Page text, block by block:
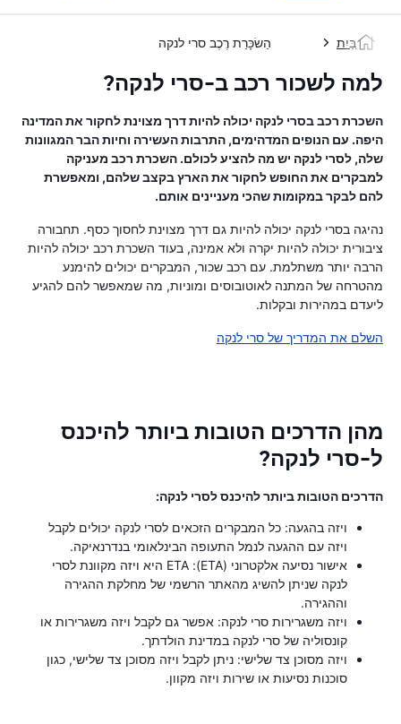
בַּיִת הַשׂכָּרַת רֶכֶב סרי לנקה
למה לשכור רכב ב-סרי לנקה?
השכרת רכב בסרי לנקה יכולה להיות דרך מצוינת לחקור את המדינה
היפה. עם הנופים המדהימים, התרבות העשירה וחיות הבר המגוונות
שלה, לסרי לנקה יש מה להציע לכולם. השכרת רכב מעניקה
למבקרים את החופש לחקור את הארץ בקצב שלהם, ומאפשרת
להם לבקר במקומות שהכי מעניינים אותם.
נהיגה בסרי לנקה יכולה להיות גם דרך מצוינת לחסוך כסף. תחבורה
ציבורית יכולה להיות יקרה ולא אמינה, בעוד השכרת רכב יכולה להיות
הרבה יותר משתלמת. עם רכב שכור, המבקרים יכולים להימנע
מהטרחה של המתנה לאוטובוסים ומוניות, מה שמאפשר להם להגיע
ליעדם במהירות ובקלות.
השלם את המדריך של סרי לנקה
מהן הדרכים הטובות ביותר להיכנס
ל-סרי לנקה?
הדרכים הטובות ביותר להיכנס לסרי לנקה:
ויזה בהגעה: כל המבקרים הזכאים לסרי לנקה יכולים לקבל
ויזה עם ההגעה לנמל התעופה הבינלאומי בנדרנאיקה.
אישור נסיעה אלקטרוני (ETA): ETA היא ויזה מקוונת לסרי
לנקה שניתן להשיג מהאתר הרשמי של מחלקת ההגירה
וההגירה.
ויזה משגרירות סרי לנקה: אפשר גם לקבל ויזה משגרירות או
קונסוליה של סרי לנקה במדינת הולדתך.
ויזה מסוכן צד שלישי: ניתן לקבל ויזה מסוכן צד שלישי, כגון
סוכנות נסיעות או שירות ויזה מקוון.